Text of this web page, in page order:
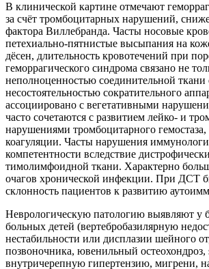
В клинической картине отмечают
за счёт тромбоцитарных нарушений,
фактора Виллебранда. Часты носовые
петехиально-пятнистые высыпания на
дёсен, длительность кровотечений при
геморрагического синдрома связано не
неполноценностью соединительной ткани
несостоятельностью сократительного
ассоциировано с вегетативными
часто сочетаются с развитием лейко- и
нарушениями тромбоцитарного
коагуляции. Часты нарушения
компетентности вследствие
тимолимфоидной ткани. Характерно
очагов хронической инфекции. При ДСТ
склонность пациентов к развитию
Неврологическую патологию выявляют у
больных детей (вертебробазилярную
нестабильности или дисплазии шейного
позвоночника, ювенильный остеохондроз,
внутричерепную гипертензию, мигрени,